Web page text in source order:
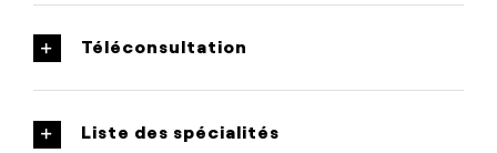
Téléconsultation
Liste des spécialités